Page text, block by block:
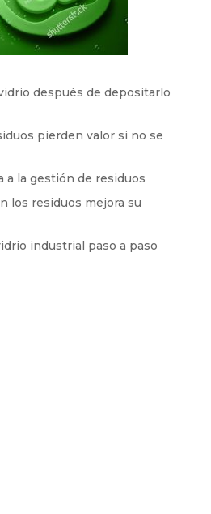
después de depositarlo
pierden valor si no se
a la gestión de residuos
los residuos mejora su
industrial paso a paso